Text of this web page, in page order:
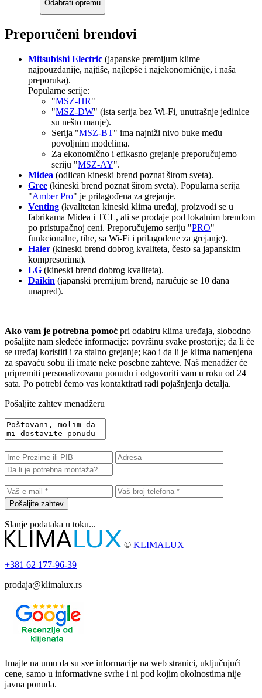
Odabrati opremu
Preporučeni brendovi
Mitsubishi Electric (japanske premijum klime –
najpouzdanije, najtiše, najlepše i najekonomičnije, i naša
preporuka).
Popularne serije:
"MSZ-HR"
"MSZ-DW" (ista serija bez Wi-Fi, unutrašnje jedinice
su nešto manje).
Serija "MSZ-BT" ima najniži nivo buke među
povoljnim modelima.
Za ekonomično i efikasno grejanje preporučujemo
seriju "MSZ-AY".
Midea (odlican kineski brend poznat širom sveta).
Gree (kineski brend poznat širom sveta). Popularna serija
"Amber Pro" je prilagođena za grejanje.
Venting (kvalitetan kineski klima uređaj, proizvodi se u
fabrikama Midea i TCL, ali se prodaje pod lokalnim brendom
po pristupačnoj ceni. Preporučujemo seriju "PRO" –
funkcionalne, tihe, sa Wi-Fi i prilagođene za grejanje).
Haier (kineski brend dobrog kvaliteta, često sa japanskim
kompresorima).
LG (kineski brend dobrog kvaliteta).
Daikin (japanski premijum brend, naručuje se 10 dana
unapred).
Ako vam je potrebna pomoć pri odabiru klima uređaja, slobodno
pošaljite nam sledeće informacije: površinu svake prostorije; da li će
se uređaj koristiti i za stalno grejanje; kao i da li je klima namenjena
za spavaću sobu ili imate neke posebne zahteve. Naš menadžer će
pripremiti personalizovanu ponudu i odgovoriti vam u roku od 24
sata. Po potrebi ćemo vas kontaktirati radi pojašnjenja detalja.
Pošaljite zahtev menadžeru
Pošaljite zahtev
Slanje podataka u toku...
© KLIMALUX
+381 62 177-96-39
prodaja@klimalux.rs
Imajte na umu da su sve informacije na web stranici, uključujući
cene, samo u informativne svrhe i ni pod kojim okolnostima nije
javna ponuda.